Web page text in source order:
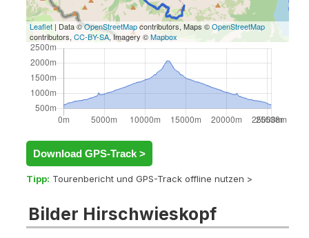
Leaflet| Data ©OpenStreetMapcontributors, Maps ©OpenStreetMap
contributors, CC-BY-SA, Imagery ©Mapbox
Download GPS-Track >
Tipp: Tourenbericht und GPS-Track offline nutzen >
Bilder Hirschwieskopf